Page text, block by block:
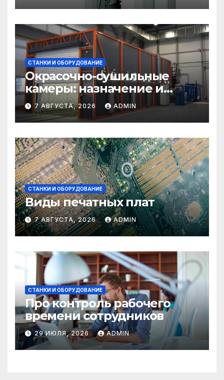
СТАНКИ И ОБОРУДОВАНИЕ
Окрасочно-сушильные
камеры: назначение и
области применения
7 АВГУСТА, 2026 ADMIN
СТАНКИ И ОБОРУДОВАНИЕ
Виды печатных плат
7 АВГУСТА, 2026 ADMIN
СТАНКИ И ОБОРУДОВАНИЕ
Про контроль рабочего
времени сотрудников
29 ИЮЛЯ, 2026 ADMIN